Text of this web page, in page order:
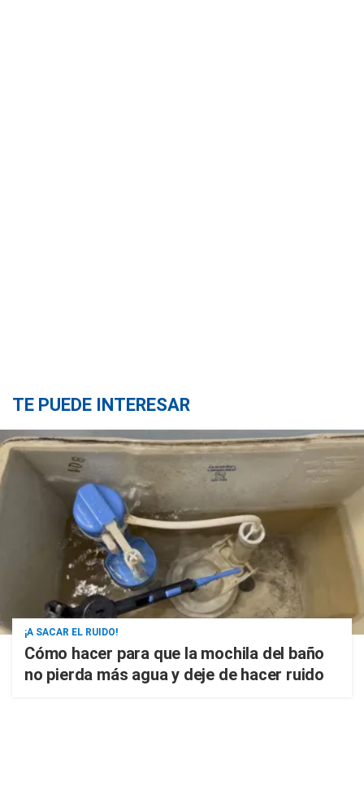
TE PUEDE INTERESAR
¡A SACAR EL RUIDO!
Cómo hacer para que la mochila del baño
no pierda más agua y deje de hacer ruido